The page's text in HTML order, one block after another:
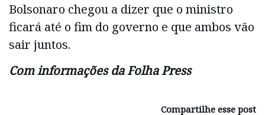
Bolsonaro chegou a dizer que o ministro
ficará até o fim do governo e que ambos vão
sair juntos.
Com informações da Folha Press
Compartilhe esse post